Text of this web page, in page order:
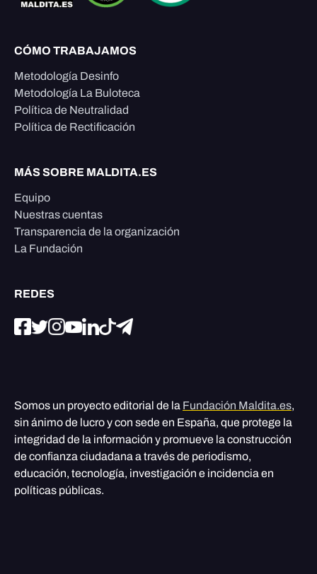
CÓMO TRABAJAMOS
Metodología Desinfo
Metodología La Buloteca
Política de Neutralidad
Política de Rectificación
MÁS SOBRE MALDITA.ES
Equipo
Nuestras cuentas
Transparencia de la organización
La Fundación
REDES
Somos un proyecto editorial de la Fundación Maldita.es,
sin ánimo de lucro y con sede en España, que protege la
integridad de la información y promueve la construcción
de confianza ciudadana a través de periodismo,
educación, tecnología, investigación e incidencia en
políticas públicas.